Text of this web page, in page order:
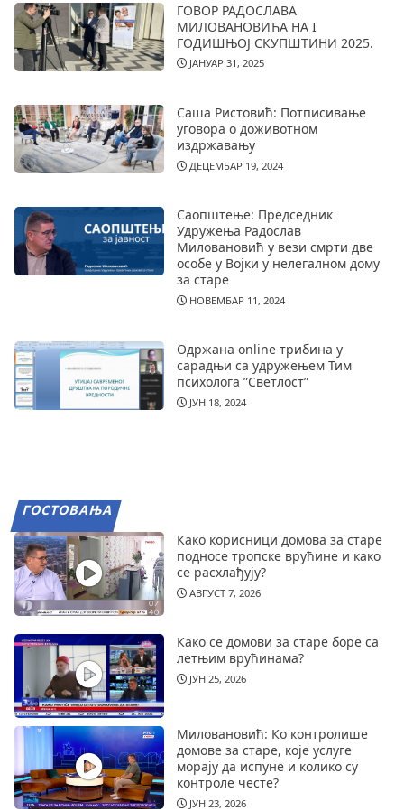
ГОВОР РАДОСЛАВА
МИЛОВАНОВИЋА НА I
ГОДИШЊОЈ СКУПШТИНИ 2025.
ЈАНУАР 31, 2025
Саша Ристовић: Потписивање
уговора о доживотном
издржавању
ДЕЦЕМБАР 19, 2024
Саопштење: Председник
Удружења Радослав
Миловановић у вези смрти две
особе у Војки у нелегалном дому
за старе
НОВЕМБАР 11, 2024
Одржана online трибина у
сарадњи са удружењем Тим
психолога ”Светлост”
ЈУН 18, 2024
ГОСТОВАЊА
Како корисници домова за старе
подносе тропске врућине и како
се расхлађују?
АВГУСТ 7, 2026
Како се домови за старе боре са
летњим врућинама?
ЈУН 25, 2026
Миловановић: Ко контролише
домове за старе, које услуге
морају да испуне и колико су
контроле честе?
ЈУН 23, 2026